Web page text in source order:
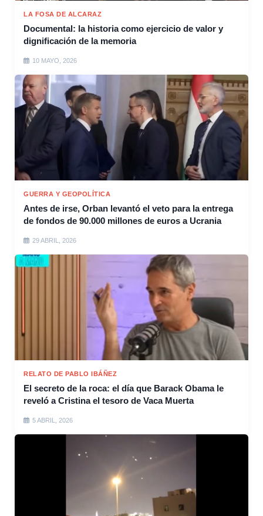
LA FOSA DE ALCARAZ
Documental: la historia como ejercicio de valor y
dignificación de la memoria
10 MAYO, 2026
GUERRA Y GEOPOLÍTICA
Antes de irse, Orban levantó el veto para la entrega
de fondos de 90.000 millones de euros a Ucrania
29 ABRIL, 2026
RELATO DE PABLO IBÁÑEZ
El secreto de la roca: el día que Barack Obama le
reveló a Cristina el tesoro de Vaca Muerta
5 ABRIL, 2026